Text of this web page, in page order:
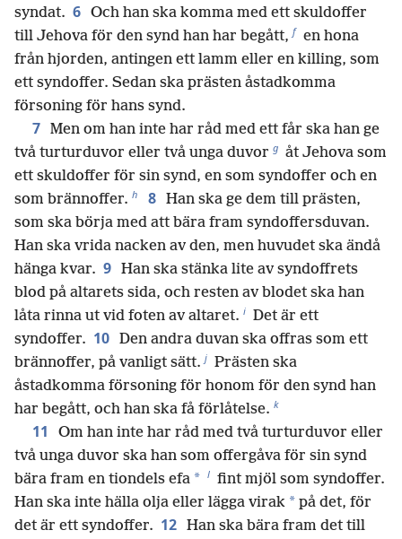
syndat. 6 Och han ska komma med ett skuldoffer
till Jehova för den synd han har begått, f en hona
från hjorden, antingen ett lamm eller en killing, som
ett syndoffer. Sedan ska prästen åstadkomma
försoning för hans synd.
7 Men om han inte har råd med ett får ska han ge
två turturduvor eller två unga duvor g åt Jehova som
ett skuldoffer för sin synd, en som syndoffer och en
som brännoffer. h 8 Han ska ge dem till prästen,
som ska börja med att bära fram syndoffersduvan.
Han ska vrida nacken av den, men huvudet ska ändå
hänga kvar. 9 Han ska stänka lite av syndoffrets
blod på altarets sida, och resten av blodet ska han
låta rinna ut vid foten av altaret. i Det är ett
syndoffer. 10 Den andra duvan ska offras som ett
brännoffer, på vanligt sätt. j Prästen ska
åstadkomma försoning för honom för den synd han
har begått, och han ska få förlåtelse. k
11
Om han inte har råd med två turturduvor eller
två unga duvor ska han som offergåva för sin synd
bära fram en tiondels efa * l fint mjöl som syndoffer.
Han ska inte hälla olja eller lägga virak * på det, för
det är ett syndoffer. 12 Han ska bära fram det till